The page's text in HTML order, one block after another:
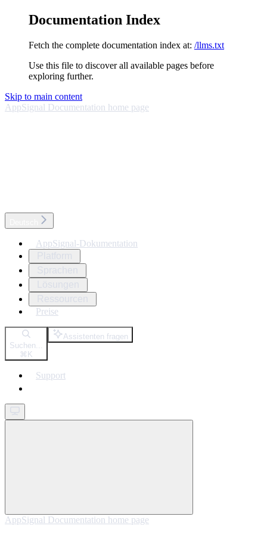
Documentation Index
Fetch the complete documentation index at: /llms.txt
Use this file to discover all available pages before
exploring further.
Skip to main content
AppSignal Documentation home page
AppSignal-Dokumentation
Preise
Suchen...
⌘ K
Assistenten fragen
Support
AppSignal Documentation home page